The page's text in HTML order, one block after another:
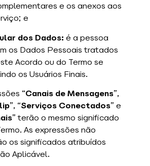
e os anexos aos
e
dos Dados: é a pessoa
os Dados Pessoais tratados
Acordo ou do Termo se
os Usuários Finais.
“Canais de Mensagens”,
”, “Serviços Conectados” e
” terão o mesmo significado
As expressões não
os significados atribuídos
Aplicável.